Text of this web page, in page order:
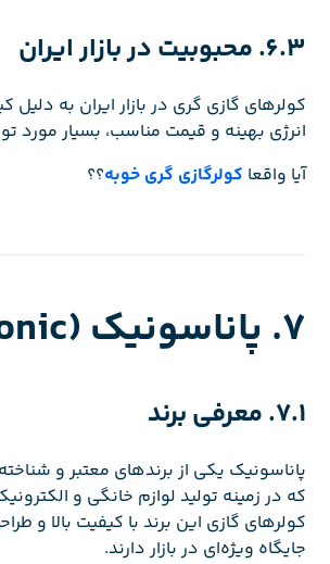
6.3. محبوبیت در بازار ایران
کولرهای گازی گری در بازار ایران به دلیل
انرژی بهینه و قیمت مناسب، بسیار مورد
آیا واقعا کولرگازی گری خوبه؟؟
7. پاناسونیک (Panasonic)
7.1. معرفی برند
پاناسونیک یکی از برندهای معتبر و
که در زمینه تولید لوازم خانگی و
کولرهای گازی این برند با کیفیت بالا و
جایگاه ویژه‌ای در بازار دارند.